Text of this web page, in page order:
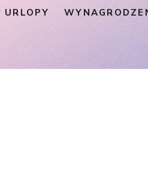
URLOPY